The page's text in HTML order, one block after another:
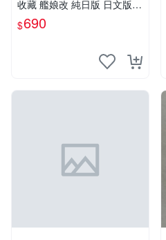
收藏 艦娘改 純日版 日文版
二手良品 艦これ
$690